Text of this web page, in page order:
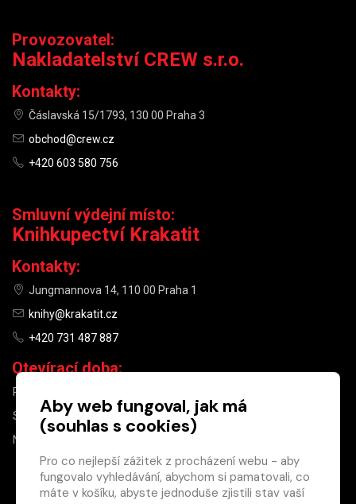
×
Provozovatel:
Nakladatelství CREW s.r.o.
Kontakty:
Čáslavská 15/1793, 130 00 Praha 3
obchod@crew.cz
+420 603 580 756
Smluvní výdejní místo:
Knihkupectví Krakatit
Kontakty:
Jungmannova 14, 110 00 Praha 1
knihy@krakatit.cz
+420 731 487 887
Otevírací doba:
PO–PÁ
SO
10:00–13:00
NE
Aby web fungoval, jak má
(souhlas s cookies)
Pro co nejlepší zážitek z procházení webu - aby
fungovalo vyhledávání, abychom si pamatovali, co
máte v košíku, abyste jednoduše zjistili stav vaší